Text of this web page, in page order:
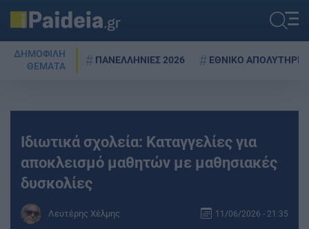
ΔΗΜΟΦΙΛΗ
ΘΕΜΑΤΑ
ΠΑΝΕΛΛΗΝΙΕΣ 2026 ΕΘΝΙΚΟ ΑΠΟΛΥΤΗΡΙΟ
Ιδιωτικά σχολεία: Καταγγελίες για
αποκλεισμό μαθητών με μαθησιακές
δυσκολίες
Λευτέρης Χέλμης 11/06/2026 - 21:35